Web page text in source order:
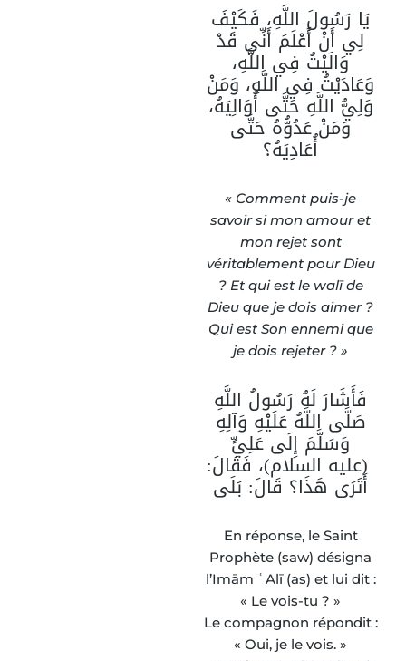
يَا رَسُولَ اللَّهِ، فَكَيْفَ
لِي أَنْ أَعْلَمَ أَنِّي قَدْ
وَالَيْتُ فِي اللَّهِ،
وَعَادَيْتُ فِي اللَّهِ، وَمَنْ
وَلِيُّ اللَّهِ حَتَّى أُوَالِيَهُ،
وَمَنْ عَدُوُّهُ حَتَّى
أُعَادِيَهُ؟
« Comment puis-je
savoir si mon amour et
mon rejet sont
véritablement pour Dieu
? Et qui est le walī de
Dieu que je dois aimer ?
Qui est Son ennemi que
je dois rejeter ? »
فَأَشَارَ لَهُ رَسُولُ اللَّهِ
صَلَّى اللَّهُ عَلَيْهِ وَآلِهِ
وَسَلَّمَ إِلَى عَلِيٍّ
(عليه السلام)، فَقَالَ:
أَتَرَى هَذَا؟ قَالَ: بَلَى
En réponse, le Saint
Prophète (saw) désigna
l’Imām ʿAlī (as) et lui dit :
« Le vois-tu ? »
Le compagnon répondit :
« Oui, je le vois. »